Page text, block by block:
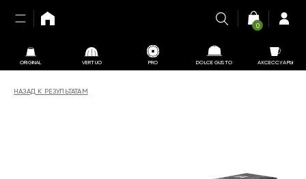
ORIGINAL VERTUO PRO DOLCE GUSTO АКСЕССУАРЫ
0
НАЗАД К РЕЗУЛЬТАТАМ